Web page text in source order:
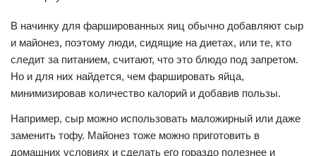
В начинку для фаршированных яиц обычно добавляют сыр
и майонез, поэтому люди, сидящие на диетах, или те, кто
следит за питанием, считают, что это блюдо под запретом.
Но и для них найдется, чем фаршировать яйца,
минимизировав количество калорий и добавив пользы.
Например, сыр можно использовать маложирный или даже
заменить тофу. Майонез тоже можно приготовить в
домашних условиях и сделать его гораздо полезнее и